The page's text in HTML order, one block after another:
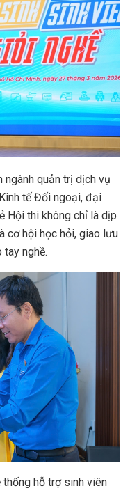
ngành quản trị dịch vụ
tế Đối ngoại, đại
Hội thi không chỉ là dịp
cơ hội học hỏi, giao lưu
nghề.
thống hỗ trợ sinh viên